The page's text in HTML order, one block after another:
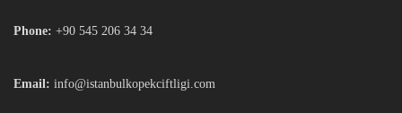
Phone: +90 545 206 34 34
Email: info@istanbulkopekciftligi.com